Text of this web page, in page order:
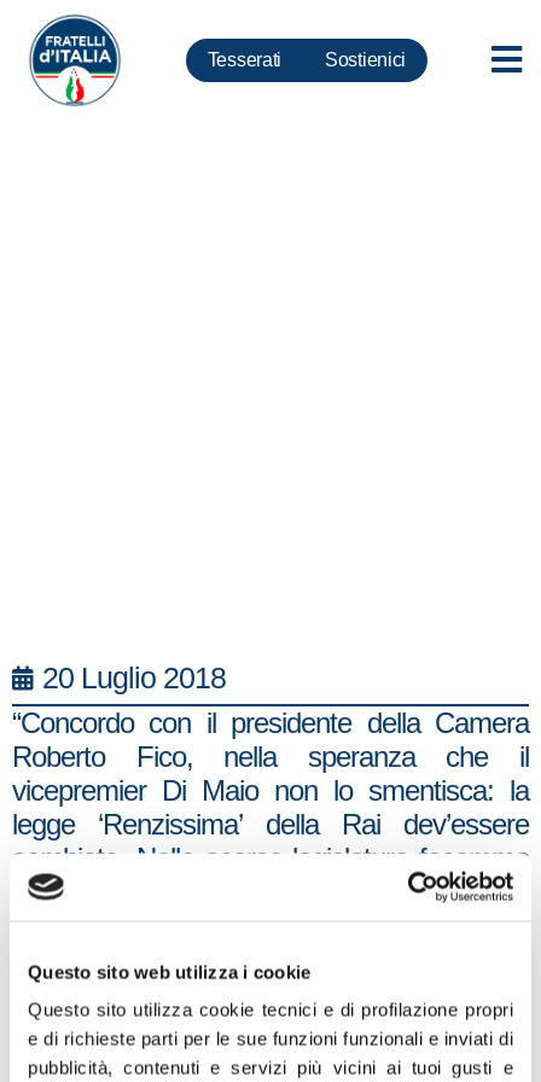
Questo sito web utilizza i cookie
Questo sito utilizza cookie tecnici e di profilazione propri
e di richieste parti per le sue funzioni funzionali e inviati di
pubblicità, contenuti e servizi più vicini ai tuoi gusti e
Tesserati Sostienici
20 Luglio 2018
“Concordo con il presidente della Camera
Roberto Fico, nella speranza che il
vicepremier Di Maio non lo smentisca: la
legge ‘Renzissima’ della Rai dev’essere
cambiata. Nella scorsa legislatura facemmo
opposizione dura e quasi solitaria alla nuova
televisivo voluta dal Matteo fiorentino che,
all’apice della sua cupidigia espansionistica,
trovò pochissime resistenze anche dentro la
stessa tv di Stato. La reputiamo ora come